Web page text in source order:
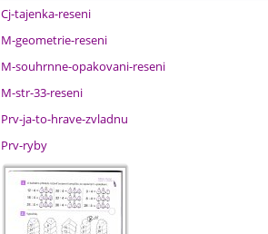
Cj-tajenka-reseni
M-geometrie-reseni
M-souhrnne-opakovani-reseni
M-str-33-reseni
Prv-ja-to-hrave-zvladnu
Prv-ryby